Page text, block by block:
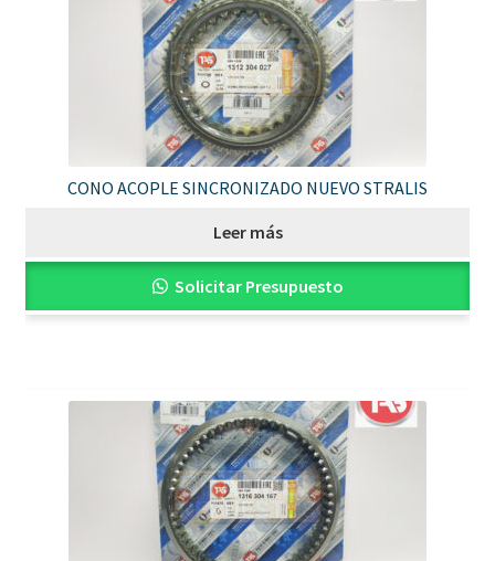
CONO ACOPLE SINCRONIZADO NUEVO STRALIS
Leer más
Solicitar Presupuesto